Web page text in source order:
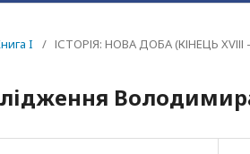
I / ІСТОРІЯ: НОВА ДОБА (КІНЕЦЬ